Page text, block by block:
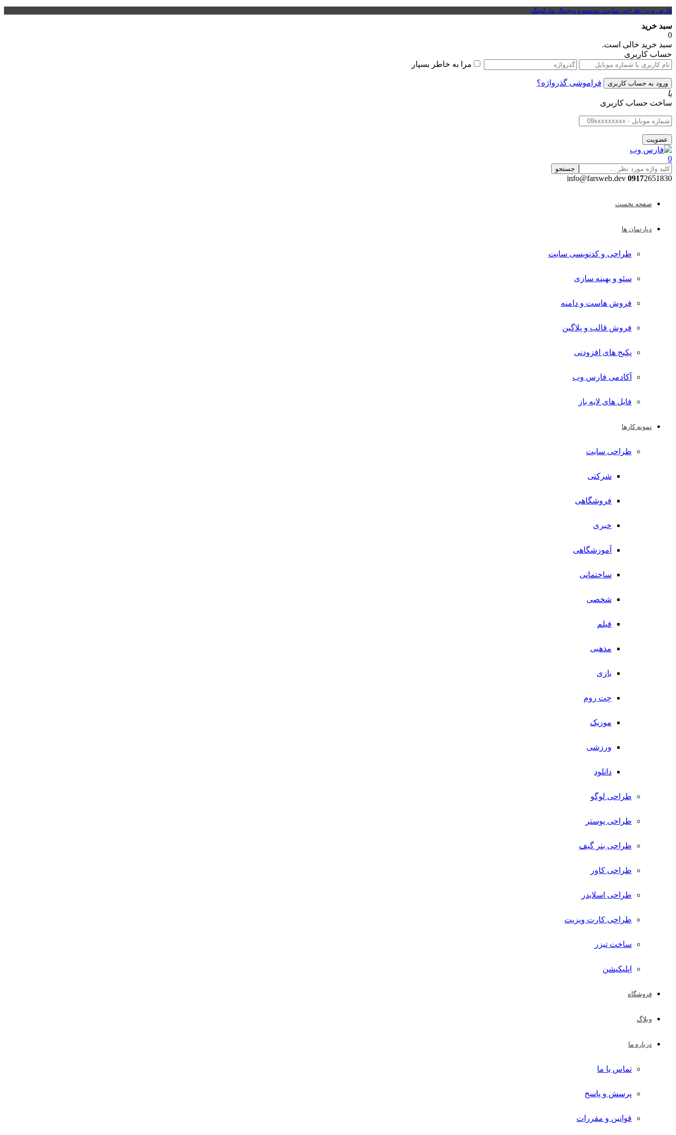
فارس وب | طراحی سایت، توسعه و دیجیتال مارکتینگ
سبد خرید
0
سبد خرید خالی است.
حساب کاربری
مرا به خاطر بسپار
فراموشی گذرواژه؟
یا
ساخت حساب کاربری
0
جستجو
09172651830 info@farsweb.dev
صفحه نخست
دپارتمان ها
طراحی و کدنویسی سایت
سئو و بهینه سازی
فروش هاست و دامنه
فروش قالب و پلاگین
پکیج های افزودنی
آکادمی فارس وب
فایل های لایه باز
نمونه کارها
طراحی سایت
شرکتی
فروشگاهی
خبری
آموزشگاهی
ساختمانی
شخصی
فیلم
مذهبی
بازی
چت روم
موزیک
ورزشی
دانلود
طراحی لوگو
طراحی پوستر
طراحی بنر گیف
طراحی کاور
طراحی اسلایدر
طراحی کارت ویزیت
ساخت تیزر
اپلیکیشن
فروشگاه
وبلاگ
درباره ما
تماس با ما
پرسش و پاسخ
قوانین و مقررات